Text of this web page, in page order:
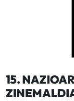
15.